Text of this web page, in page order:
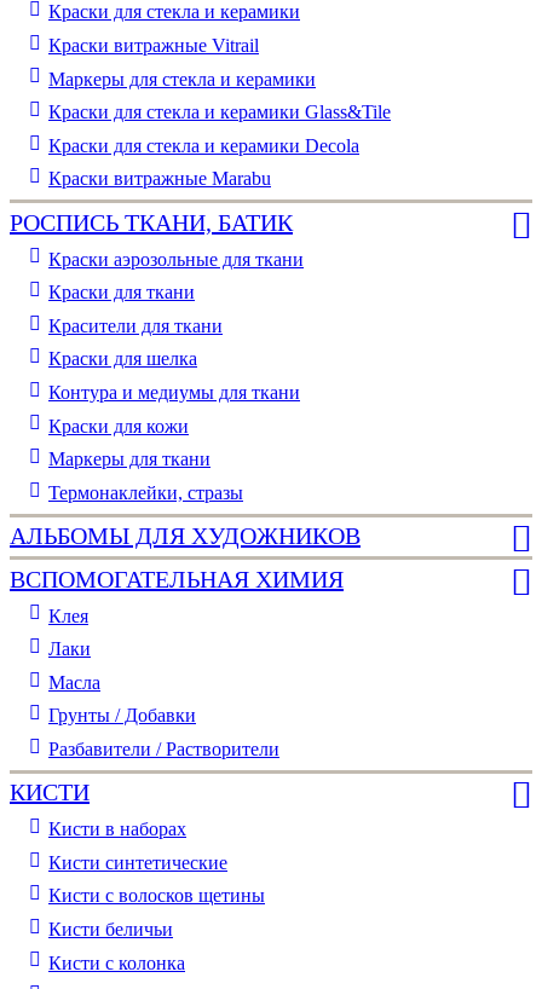
Краски для стекла и керамики
Краски витражные Vitrail
Маркеры для стекла и керамики
Краски для стекла и керамики Glass&Tile
Краски для стекла и керамики Decola
Краски витражные Marabu
РОСПИСЬ ТКАНИ, БАТИК
Краски аэрозольные для ткани
Краски для ткани
Красители для ткани
Краски для шелка
Контура и медиумы для ткани
Краски для кожи
Маркеры для ткани
Термонаклейки, стразы
АЛЬБОМЫ ДЛЯ ХУДОЖНИКОВ
ВСПОМОГАТЕЛЬНАЯ ХИМИЯ
Клея
Лаки
Масла
Грунты / Добавки
Разбавители / Растворители
КИСТИ
Кисти в наборах
Кисти синтетические
Кисти с волосков щетины
Кисти беличьи
Кисти с колонка